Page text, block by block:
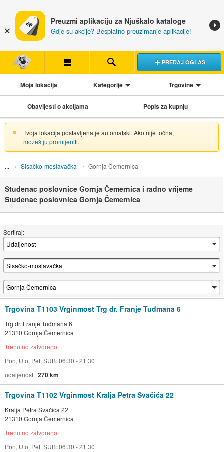
Preuzmi aplikaciju za Njuškalo kataloge
Gdje su akcije? Besplatno preuzimanje aplikacije!
PREDAJ OGLAS
Moja lokacija Kategorije Trgovine
Obavijesti o akcijama Popis za kupnju
Tvoja lokacija postavljena je automatski. Ako nije točna,
možeš ju promijeniti.
Sisačko-moslavačka Gornja Čemernica
Studenac poslovnice Gornja Čemernica i radno vrijeme
Studenac poslovnica Gornja Čemernica
Sortiraj:
Trgovina T1103 Vrginmost Trg dr. Franje Tuđmana 6
Trg dr. Franje Tuđmana 6
21310 Gornja Čemernica
Trenutno zatvoreno
Pon, Uto, Pet, SUB: 06:30 - 21:30
udaljenost 270 km
Trgovina T1102 Vrginmost Kralja Petra Svačića 22
Kralja Petra Svačića 22
21310 Gornja Čemernica
Trenutno zatvoreno
Pon, Uto, Pet, SUB: 06:30 - 21:30